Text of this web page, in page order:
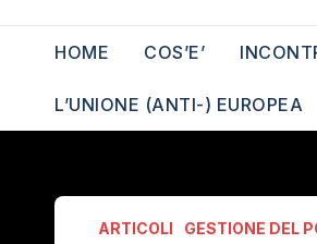
HOME COS’E’
L’UNIONE (ANTI-) EUROPEA
ARTICOLI GESTIONE DEL